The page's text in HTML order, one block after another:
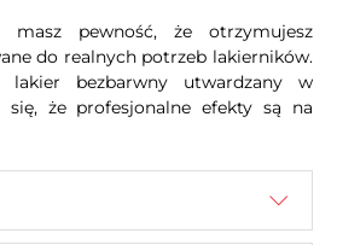
masz pewność, że otrzymujesz
do realnych potrzeb lakierników.
lakier bezbarwny utwardzany w
się, że profesjonalne efekty są na